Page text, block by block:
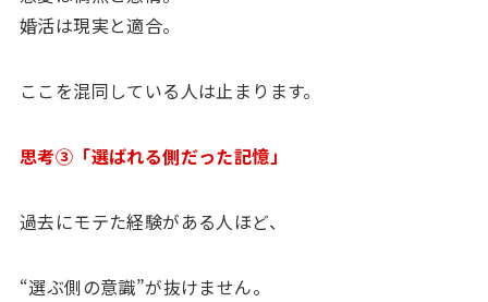
婚活は現実と適合。
ここを混同している人は止まります。
思考③「選ばれる側だった記憶」
過去にモテた経験がある人ほど、
“選ぶ側の意識”が抜けません。